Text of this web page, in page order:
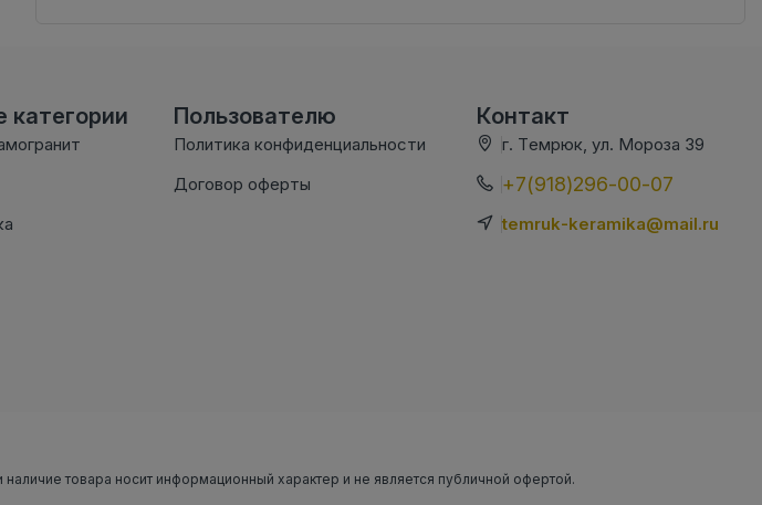
категории Пользователю
Политика конфиденциальности
Договор оферты
Контакт
г. Темрюк, ул. Мороза 39
+7(918)296-00-07
temruk-keramika@mail.ru
товара носит информационный характер и не является публичной офертой.